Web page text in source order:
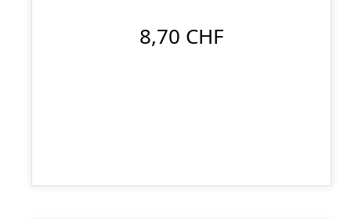
8,70 CHF